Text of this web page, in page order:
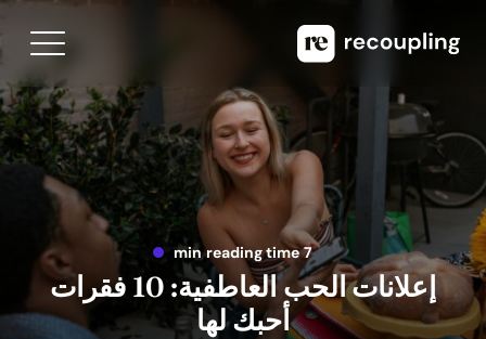
7 min reading time
إعلانات الحب العاطفية: 10 فقرات
أحبك لها